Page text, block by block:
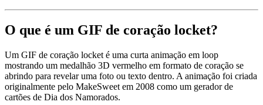
O que é um GIF de coração locket?
Um GIF de coração locket é uma curta animação em loop
mostrando um medalhão 3D vermelho em formato de coração se
abrindo para revelar uma foto ou texto dentro. A animação foi criada
originalmente pelo MakeSweet em 2008 como um gerador de
cartões de Dia dos Namorados.